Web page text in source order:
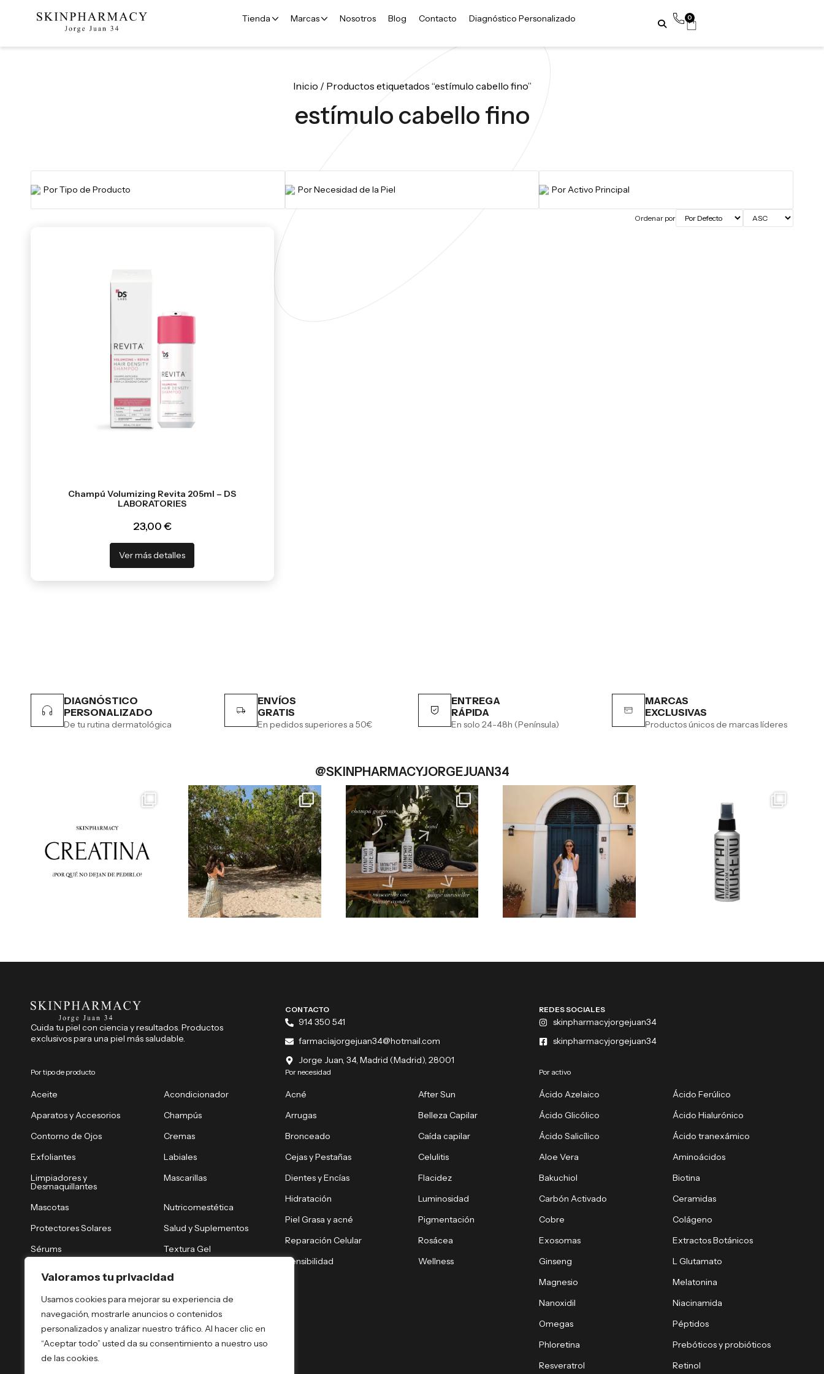
Valoramos tu privacidad
Usamos cookies para mejorar su experiencia de
navegación, mostrarle anuncios o contenidos
personalizados y analizar nuestro tráfico. Al hacer clic en
“Aceptar todo” usted da su consentimiento a nuestro uso
de las cookies.
Tienda Marcas Nosotros Blog Contacto Diagnóstico Personalizado 0
Inicio / Productos etiquetados “estímulo cabello fino”
estímulo cabello fino
Ordenar por
Champú Volumizing Revita 205ml – DS
LABORATORIES
23,00 €
Ver más detalles
DIAGNÓSTICO
PERSONALIZADO
De tu rutina dermatológica
ENVÍOS
GRATIS
En pedidos superiores a 50€
ENTREGA
RÁPIDA
En solo 24-48h (Península)
MARCAS
EXCLUSIVAS
Productos únicos de marcas líderes
@SKINPHARMACYJORGEJUAN34
Cuida tu piel con ciencia y resultados. Productos
exclusivos para una piel más saludable.
CONTACTO
914 350 541
farmaciajorgejuan34@hotmail.com
Jorge Juan, 34, Madrid (Madrid), 28001
REDES SOCIALES
skinpharmacyjorgejuan34
skinpharmacyjorgejuan34
Por tipo de producto
Aceite
Acondicionador
Aparatos y Accesorios
Champús
Contorno de Ojos
Cremas
Exfoliantes
Labiales
Limpiadores y
Desmaquillantes
Mascarillas
Mascotas
Nutricomestética
Protectores Solares
Salud y Suplementos
Sérums
Textura Gel
Por necesidad
Acné
After Sun
Arrugas
Belleza Capilar
Bronceado
Caída capilar
Cejas y Pestañas
Celulitis
Dientes y Encías
Flacidez
Hidratación
Luminosidad
Piel Grasa y acné
Pigmentación
Reparación Celular
Rosácea
Sensibilidad
Wellness
Por activo
Ácido Azelaico
Ácido Ferúlico
Ácido Glicólico
Ácido Hialurónico
Ácido Salicílico
Ácido tranexámico
Aloe Vera
Aminoácidos
Bakuchiol
Biotina
Carbón Activado
Ceramidas
Cobre
Colágeno
Exosomas
Extractos Botánicos
Ginseng
L Glutamato
Magnesio
Melatonina
Nanoxidil
Niacinamida
Omegas
Péptidos
Phloretina
Prebóticos y probióticos
Resveratrol
Retinol